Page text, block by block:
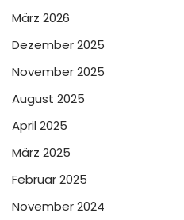
März 2026
Dezember 2025
November 2025
August 2025
April 2025
März 2025
Februar 2025
November 2024